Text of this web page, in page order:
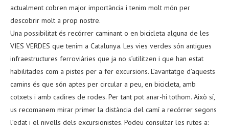
actualment cobren major importància i tenim molt món per
descobrir molt a prop nostre.
Una possibilitat és recórrer caminant o en bicicleta alguna de les
VIES VERDES que tenim a Catalunya. Les vies verdes són antigues
infraestructures ferroviàries que ja no s’utilitzen i que han estat
habilitades com a pistes per a fer excursions. L’avantatge d’aquests
camins és que són aptes per circular a peu, en bicicleta, amb
cotxets i amb cadires de rodes. Per tant pot anar-hi tothom. Això sí,
us recomanem mirar primer la distància del camí a recórrer segons
l’edat i el nivells dels excursionistes. Podeu consultar les rutes a: